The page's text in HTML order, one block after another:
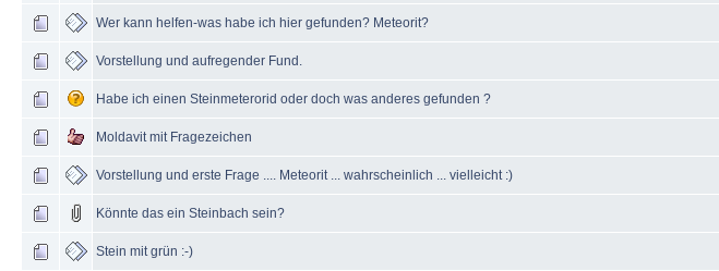
Wer kann helfen-was habe ich hier gefunden? Meteorit?
Vorstellung und aufregender Fund.
Habe ich einen Steinmeterorid oder doch was anderes gefunden ?
Moldavit mit Fragezeichen
Vorstellung und erste Frage .... Meteorit ... wahrscheinlich ... vielleicht :)
Könnte das ein Steinbach sein?
Stein mit grün :-)